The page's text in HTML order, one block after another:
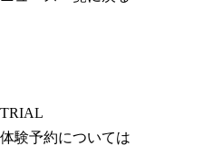
TRIAL
体験予約については